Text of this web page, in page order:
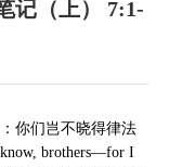
记（上） 7:1-
你们岂不晓得律法
brothers—for I